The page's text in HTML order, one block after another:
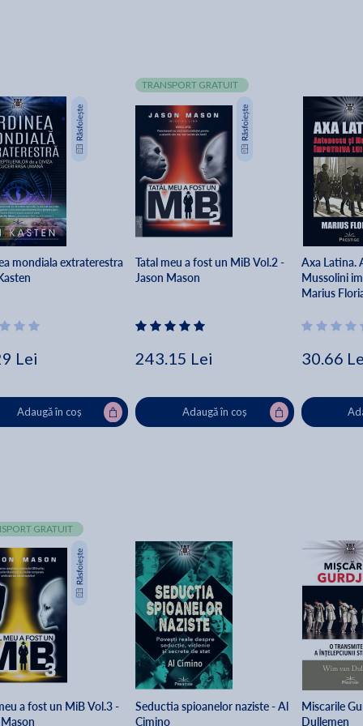
mondiala extraterestra
Lei
Adaugă în coș
TRANSPORT GRATUIT
Tatal meu a fost un MiB Vol.2 -
Jason Mason
243.15 Lei
Adaugă în coș
Axa Latina.
Mussolini
Marius
30.66
GRATUIT
a fost un MiB Vol.3 -
Seductia spioanelor naziste - Al
Cimino
Miscarile
Dullemen